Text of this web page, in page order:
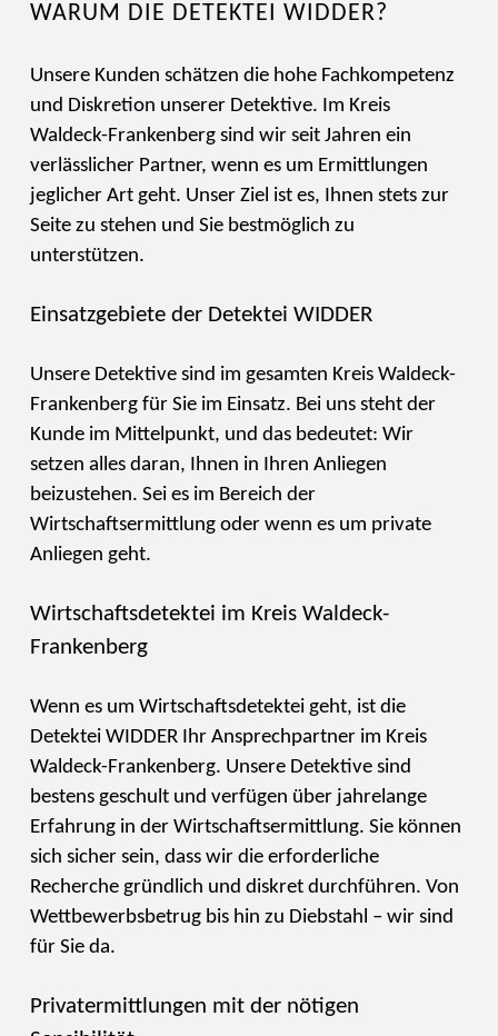
WARUM DIE DETEKTEI WIDDER?
Unsere Kunden schätzen die hohe Fachkompetenz
und Diskretion unserer Detektive. Im Kreis
Waldeck-Frankenberg sind wir seit Jahren ein
verlässlicher Partner, wenn es um Ermittlungen
jeglicher Art geht. Unser Ziel ist es, Ihnen stets zur
Seite zu stehen und Sie bestmöglich zu
unterstützen.
Einsatzgebiete der Detektei WIDDER
Unsere Detektive sind im gesamten Kreis Waldeck-
Frankenberg für Sie im Einsatz. Bei uns steht der
Kunde im Mittelpunkt, und das bedeutet: Wir
setzen alles daran, Ihnen in Ihren Anliegen
beizustehen. Sei es im Bereich der
Wirtschaftsermittlung oder wenn es um private
Anliegen geht.
Wirtschaftsdetektei im Kreis Waldeck-
Frankenberg
Wenn es um Wirtschaftsdetektei geht, ist die
Detektei WIDDER Ihr Ansprechpartner im Kreis
Waldeck-Frankenberg. Unsere Detektive sind
bestens geschult und verfügen über jahrelange
Erfahrung in der Wirtschaftsermittlung. Sie können
sich sicher sein, dass wir die erforderliche
Recherche gründlich und diskret durchführen. Von
Wettbewerbsbetrug bis hin zu Diebstahl – wir sind
für Sie da.
Privatermittlungen mit der nötigen